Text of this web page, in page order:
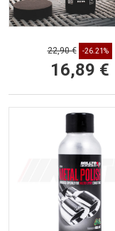
22,90 € -26.21%
16,89 €